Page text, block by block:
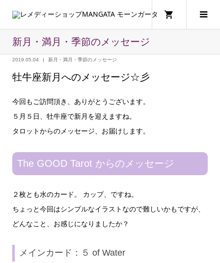
新月・満月・季節のメッセージ
2019.05.04 新月・満月・季節のメッセージ
牡牛座新月へのメッセージ☆彡
今回もご訪問頂き、ありがとうございます。
５月５日、牡牛座で新月を迎えますね。
タロットからのメッセージ、お届けします。
The GOOD Tarot からのメッセージ
２枚とも水のカード。 カップ、ですね。
ちょっと今回はシンプルなイラストなので難しいかもですが、
どんなこと、お感じになりましたか？
メインカード：５ of Water